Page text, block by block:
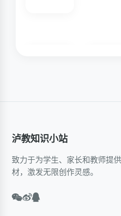
泸教知识小站
致力于为学生、家长和教师提
材，激发无限创作灵感。